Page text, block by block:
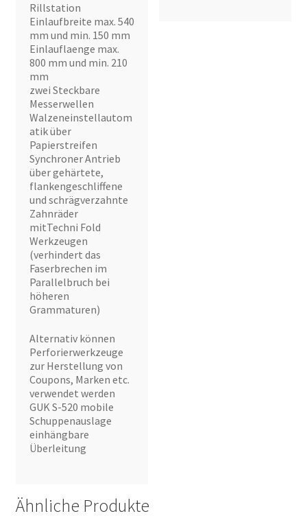
Rillstation
Einlaufbreite max. 540
mm und min. 150 mm
Einlauflaenge max.
800 mm und min. 210
mm
zwei Steckbare
Messerwellen
Walzeneinstellautom
atik über
Papierstreifen
Synchroner Antrieb
über gehärtete,
flankengeschliffene
und schrägverzahnte
Zahnräder
mitTechni Fold
Werkzeugen
(verhindert das
Faserbrechen im
Parallelbruch bei
höheren
Grammaturen)
Alternativ können
Perforierwerkzeuge
zur Herstellung von
Coupons, Marken etc.
verwendet werden
GUK S-520 mobile
Schuppenauslage
einhängbare
Überleitung
Ähnliche Produkte